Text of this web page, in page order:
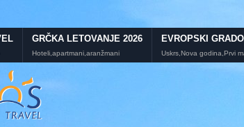
GRČKA LETOVANJE 2026
Hoteli,apartmani,aranžmani
EVROPSKI
Uskrs,Nova godina,Prvi